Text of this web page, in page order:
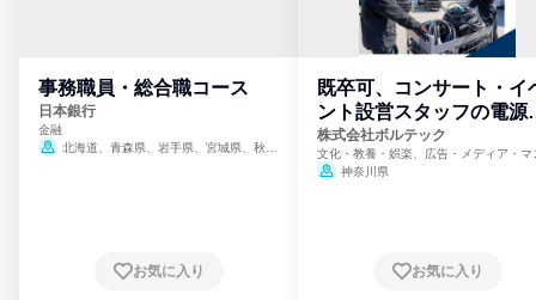
事務職員・総合職コース
日本銀行
金融
北海道、青森県、岩手県、宮城県、秋田
崎県、熊本県、大分県、宮崎県、鹿児島県、
お気に入り
既卒可、コンサート・イ
ント設営スタッフの電源
門
株式会社ボルテック
文化・教養・娯楽、広告・メディア・マ
ミ、電力・ガス・水道・エネルギー
神奈川県
お気に入り